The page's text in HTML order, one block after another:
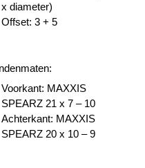
x diameter)
Offset: 3 + 5
Voorkant: MAXXIS
SPEARZ 21 x 7 – 10
Achterkant: MAXXIS
SPEARZ 20 x 10 – 9